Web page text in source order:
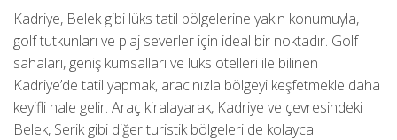
Kadriye, Belek gibi lüks tatil bölgelerine yakın konumuyla,
golf tutkunları ve plaj severler için ideal bir noktadır. Golf
sahaları, geniş kumsalları ve lüks otelleri ile bilinen
Kadriye’de tatil yapmak, aracınızla bölgeyi keşfetmekle daha
keyifli hale gelir. Araç kiralayarak, Kadriye ve çevresindeki
Belek, Serik gibi diğer turistik bölgeleri de kolayca